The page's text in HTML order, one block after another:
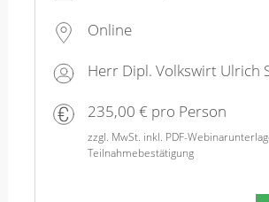
Online
Herr Dipl. Volkswirt Ulrich
235,00 € pro Person
zzgl. MwSt. inkl. PDF-
Teilnahmebestätigung